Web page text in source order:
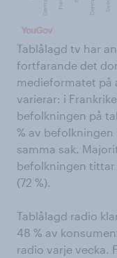
Tablålagd tv har
fortfarande det
medieformatet på
varierar: i
befolkningen på
% av
samma sak.
befolkningen tittar
(72 %).
Tablålagd radio
48 % av
radio varje vecka.